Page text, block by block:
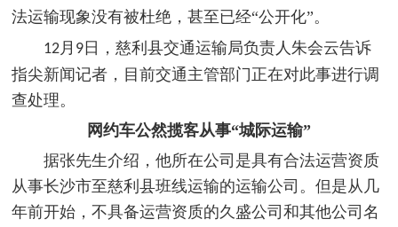
法运输现象没有被杜绝，甚至已经“公开化”。
12 月 9日，慈利县交通运输局负责人朱会云告诉
指尖新闻记者，目前交通主管部门正在对此事进行调
查处理。
网约车公然揽客从事“城际运输”
据张先生介绍，他所在公司是具有合法运营资质
从事长沙市至慈利县班线运输的运输公司。但是从几
年前开始，不具备运营资质的久盛公司和其他公司名